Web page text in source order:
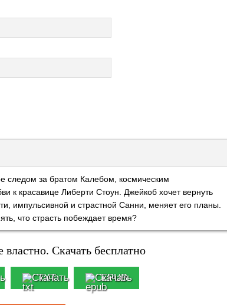
следом за братом Калебом, космическим
к красавице Либерти Стоун. Джейкоб хочет вернуть
импульсивной и страстной Санни, меняет его планы.
что страсть побеждает время?
Скачать бесплатно
TXT EPUB